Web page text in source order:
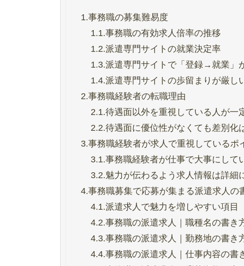
1.事務職の募集難易度
1.1.事務職の有効求人倍率の推移
1.2.派遣専門サイトの就業決定率
1.3.派遣専門サイトで「登録→就業」
1.4.派遣専門サイトの歩留まりが厳し
2.事務職経験者の転職理由
2.1.待遇面以外を重視している人が一
2.2.待遇面に優位性がなくても差別化
3.事務職経験者が求人で重視しているポ
3.1.事務職経験者が仕事で大事にして
3.2.魅力が伝わるよう求人情報は詳細
4.事務職募集で応募が集まる派遣求人の
4.1.派遣求人で魅力を増しやすい項目
4.2.事務職の派遣求人｜職種名の書き
4.3.事務職の派遣求人｜勤務地の書き
4.4.事務職の派遣求人｜仕事内容の書